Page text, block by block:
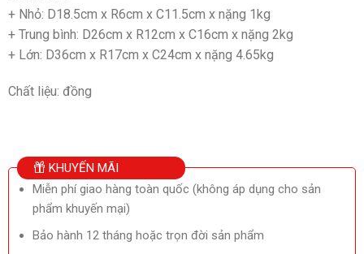
+ Nhỏ: D18.5cm x R6cm x C11.5cm x nặng 1kg
+ Trung bình: D26cm x R12cm x C16cm x nặng 2kg
+ Lớn: D36cm x R17cm x C24cm x nặng 4.65kg
Chất liệu: đồng
KHUYẾN MÃI
Miễn phí giao hàng toàn quốc (không áp dụng cho sản
phẩm khuyến mại)
Bảo hành 12 tháng hoặc trọn đời sản phẩm